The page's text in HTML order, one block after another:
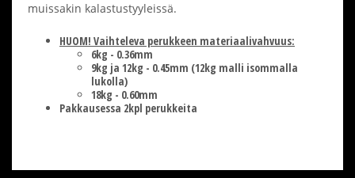
muissakin kalastustyyleissä.
HUOM! Vaihteleva perukkeen materiaalivahvuus:
6kg - 0.36mm
9kg ja 12kg - 0.45mm (12kg malli isommalla
lukolla)
18kg - 0.60mm
Pakkausessa 2kpl perukkeita